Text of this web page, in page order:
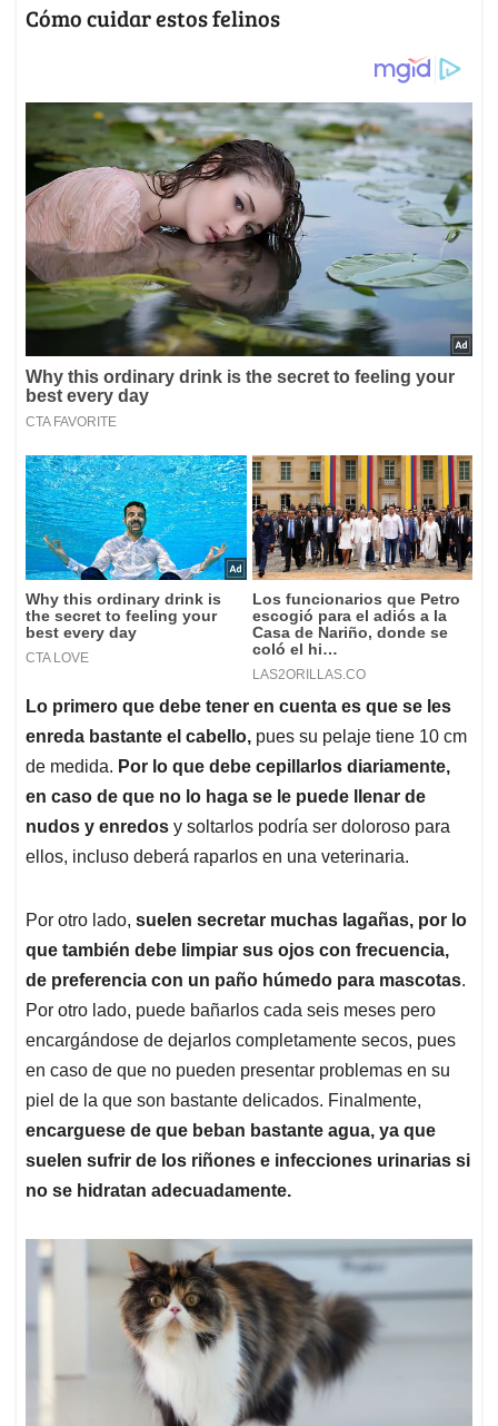
Cómo cuidar estos felinos
Lo primero que debe tener en cuenta es que se les
enreda bastante el cabello, pues su pelaje tiene 10 cm
de medida. Por lo que debe cepillarlos diariamente,
en caso de que no lo haga se le puede llenar de
nudos y enredos y soltarlos podría ser doloroso para
ellos, incluso deberá raparlos en una veterinaria.
Por otro lado, suelen secretar muchas lagañas, por lo
que también debe limpiar sus ojos con frecuencia,
de preferencia con un paño húmedo para mascotas.
Por otro lado, puede bañarlos cada seis meses pero
encargándose de dejarlos completamente secos, pues
en caso de que no pueden presentar problemas en su
piel de la que son bastante delicados. Finalmente,
encarguese de que beban bastante agua, ya que
suelen sufrir de los riñones e infecciones urinarias si
no se hidratan adecuadamente.